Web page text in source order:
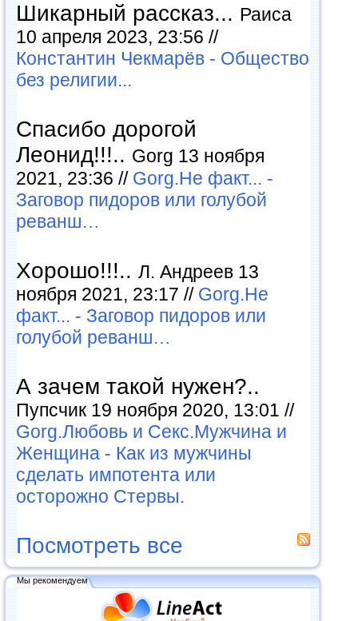
Шикарный рассказ... Раиса
10 апреля 2023, 23:56 //
Константин Чекмарёв - Общество
без религии...
Спасибо дорогой
Леонид!!!.. Gorg 13 ноября
2021, 23:36 // Gorg.Не факт... -
Заговор пидоров или голубой
реванш…
Хорошо!!!.. Л. Андреев 13
ноября 2021, 23:17 // Gorg.Не
факт... - Заговор пидоров или
голубой реванш…
А зачем такой нужен?..
Пупсчик 19 ноября 2020, 13:01 //
Gorg.Любовь и Секс.Мужчина и
Женщина - Как из мужчины
сделать импотента или
осторожно Стервы.
Посмотреть все
Мы рекомендуем